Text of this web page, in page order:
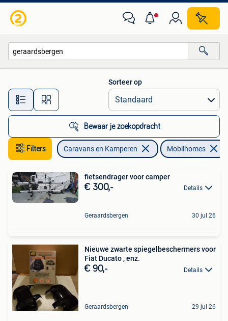
Alle afstanden…
Sorteer op
Bewaar je zoekopdracht
Filters Caravans en Kamperen Mobilhomes
fietsendrager voor camper
€ 300,- Details
Geraardsbergen 30 jul 26
Nieuwe zwarte spiegelbeschermers voor
Fiat Ducato , enz.
€ 90,- Details
Geraardsbergen 29 jul 26